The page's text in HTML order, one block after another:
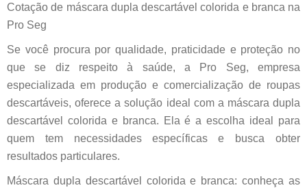
Cotação de máscara dupla descartável colorida e branca na
Pro Seg
Se você procura por qualidade, praticidade e proteção no
que se diz respeito à saúde, a Pro Seg, empresa
especializada em produção e comercialização de roupas
descartáveis, oferece a solução ideal com a máscara dupla
descartável colorida e branca. Ela é a escolha ideal para
quem tem necessidades específicas e busca obter
resultados particulares.
Máscara dupla descartável colorida e branca: conheça as